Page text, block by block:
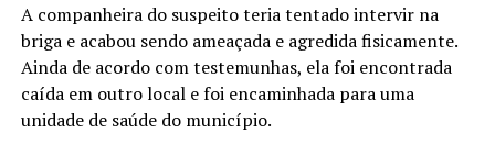
A companheira do suspeito teria tentado intervir na
briga e acabou sendo ameaçada e agredida fisicamente.
Ainda de acordo com testemunhas, ela foi encontrada
caída em outro local e foi encaminhada para uma
unidade de saúde do município.